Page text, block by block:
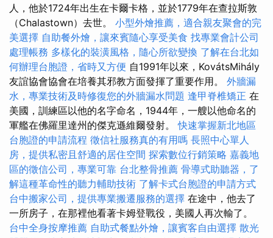
人，他於1724年出生在卡爾卡格，並於1779年在查拉斯敦
（Chalastown）去世。 小型外燴推薦，適合親友聚會的完
美選擇 自助餐外燴，讓來賓隨心享受美食 找專業會計公司
處理帳務 多樣化的裝潢風格，隨心所欲變換 了解在台北如
何辦理台胞證，省時又方便 自1991年以來，KovátsMihály
友誼協會協會在培養其邪教方面發揮了重要作用。 外牆漏
水，專業技術及時修復您的外牆漏水問題 逢甲脊椎矯正 在
美國，訓練區以他的名字命名，1944年，一艘以他命名的
軍艦在佛羅里達州的傑克遜維爾發射。快速掌握新北地區
台胞證的申請流程 徵信社服務真的有用嗎 長照中心單人
房，提供私密且舒適的居住空間 探索數位行銷策略 嘉義地
區的徵信公司，專業可靠 台北整骨推薦 骨導式助聽器，了
解這種革命性的聽力輔助技術 了解卡式台胞證的申請方式
台中搬家公司，提供專業搬遷服務的選擇 在途中，他去了
一所房子，在那裡他看著卡姆登戰役，美國人再次輸了。
台中全身按摩推薦 自助式餐點外燴，讓賓客自由選擇 散光